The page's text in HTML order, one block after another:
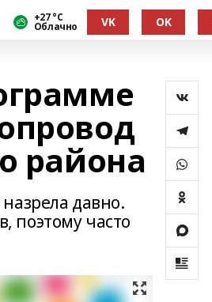
+27 °С
Облачно VK OK
района
давно.
поэтому часто